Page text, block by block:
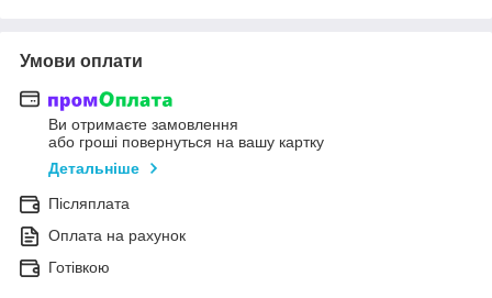
Умови оплати
Ви отримаєте замовлення
або гроші повернуться на вашу картку
Детальніше
Післяплата
Оплата на рахунок
Готівкою